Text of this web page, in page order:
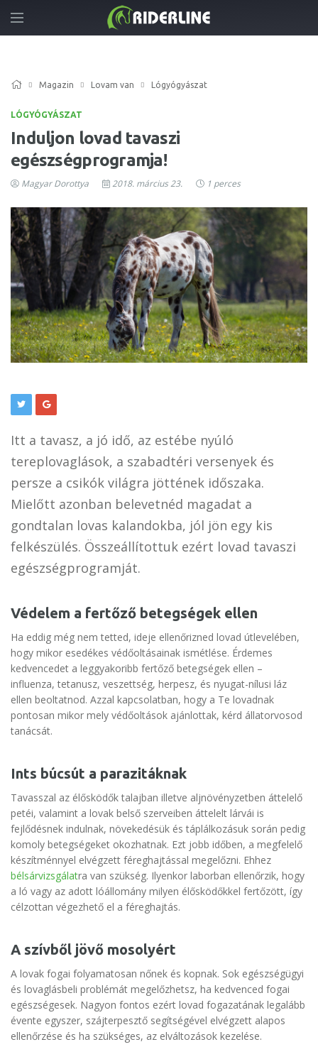
Magazin Lovam van Lógyógyászat
LÓGYÓGYÁSZAT
Induljon lovad tavaszi
egészségprogramja!
Magyar Dorottya 2018. március 23. 1 perces
Itt a tavasz, a jó idő, az estébe nyúló
tereplovaglások, a szabadtéri versenyek és
persze a csikók világra jöttének időszaka.
Mielőtt azonban belevetnéd magadat a
gondtalan lovas kalandokba, jól jön egy kis
felkészülés. Összeállítottuk ezért lovad tavaszi
egészségprogramját.
Védelem a fertőző betegségek ellen
Ha eddig még nem tetted, ideje ellenőrizned lovad útlevelében,
hogy mikor esedékes védőoltásainak ismétlése. Érdemes
kedvencedet a leggyakoribb fertőző betegségek ellen –
influenza, tetanusz, veszettség, herpesz, és nyugat-nílusi láz
ellen beoltatnod. Azzal kapcsolatban, hogy a Te lovadnak
pontosan mikor mely védőoltások ajánlottak, kérd állatorvosod
tanácsát.
Ints búcsút a parazitáknak
Tavasszal az élősködők talajban illetve aljnövényzetben áttelelő
petéi, valamint a lovak belső szerveiben áttelelt lárvái is
fejlődésnek indulnak, növekedésük és táplálkozásuk során pedig
komoly betegségeket okozhatnak. Ezt jobb időben, a megfelelő
készítménnyel elvégzett féreghajtással megelőzni. Ehhez
bélsárvizsgálatra van szükség. Ilyenkor laborban ellenőrzik, hogy
a ló vagy az adott lóállomány milyen élősködőkkel fertőzött, így
célzottan végezhető el a féreghajtás.
A szívből jövő mosolyért
A lovak fogai folyamatosan nőnek és kopnak. Sok egészségügyi
és lovaglásbeli problémát megelőzhetsz, ha kedvenced fogai
egészségesek. Nagyon fontos ezért lovad fogazatának legalább
évente egyszer, szájterpesztő segítségével elvégzett alapos
ellenőrzése és ha szükséges, az elváltozások kezelése.